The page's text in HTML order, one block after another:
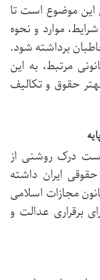
این موضوع است تا
موارد و نحوه
برداشته شود.
مرتبط، به این
حقوق و تکالیف
است درک روشنی از
ایران داشته
مجازات اسلامی
برقراری عدالت و